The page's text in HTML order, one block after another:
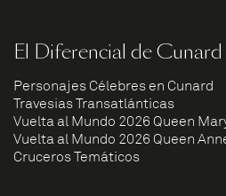
El Diferencial de Cunard
Personajes Célebres en Cunard
Travesías Transatlánticas
Vuelta al Mundo 2026 Queen
Vuelta al Mundo 2026 Queen
Cruceros Temáticos